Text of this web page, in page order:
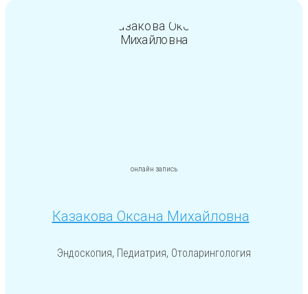
онлайн запись
Казакова Оксана Михайловна
Эндоскопия, Педиатрия, Отоларингология